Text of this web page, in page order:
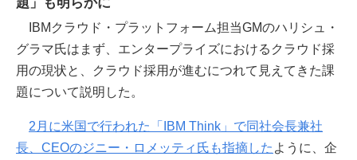
題」も明らかに
IBMクラウド・プラットフォーム担当GMのハリシュ・
グラマ氏はまず、エンタープライズにおけるクラウド採
用の現状と、クラウド採用が進むにつれて見えてきた課
題について説明した。
2月に米国で行われた「IBM Think」で同社会長兼社
長、CEOのジニー・ロメッティ氏も指摘した ように、企